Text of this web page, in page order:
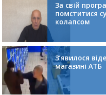
За свій
помститися
колапсом
З’явилося
магазині АТБ